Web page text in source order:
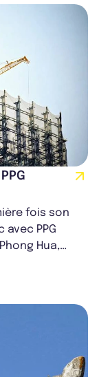
fois son
PPG
Hua,
d...